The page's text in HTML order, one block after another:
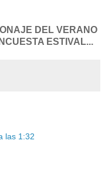
DEL VERANO
ESTIVAL...
las 1:32